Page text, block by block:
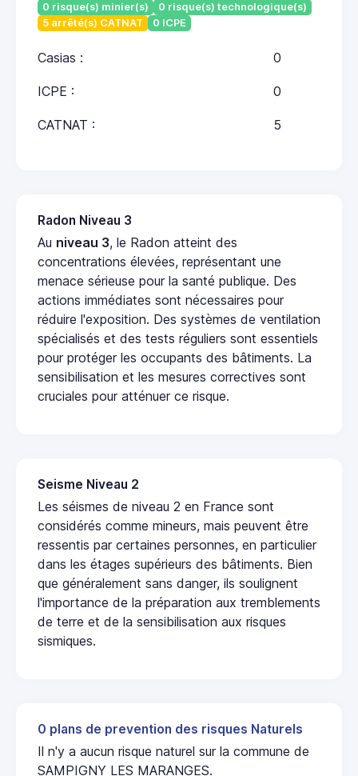
0 risque(s) minier(s)
0 risque(s) technologique(s)
5 arrêté(s) CATNAT
0 ICPE
Casias : 0
ICPE : 0
CATNAT : 5
Radon Niveau 3
Au niveau 3, le Radon atteint des
concentrations élevées, représentant une
menace sérieuse pour la santé publique. Des
actions immédiates sont nécessaires pour
réduire l'exposition. Des systèmes de ventilation
spécialisés et des tests réguliers sont essentiels
pour protéger les occupants des bâtiments. La
sensibilisation et les mesures correctives sont
cruciales pour atténuer ce risque.
Seisme Niveau 2
Les séismes de niveau 2 en France sont
considérés comme mineurs, mais peuvent être
ressentis par certaines personnes, en particulier
dans les étages supérieurs des bâtiments. Bien
que généralement sans danger, ils soulignent
l'importance de la préparation aux tremblements
de terre et de la sensibilisation aux risques
sismiques.
0 plans de prevention des risques Naturels
Il n'y a aucun risque naturel sur la commune de
SAMPIGNY LES MARANGES.